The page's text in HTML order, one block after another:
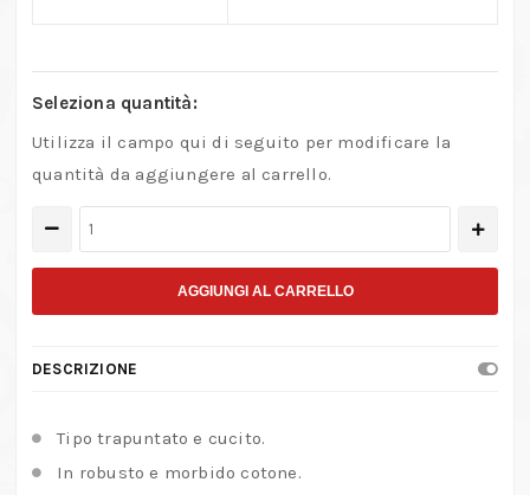
Seleziona quantità:
Utilizza il campo qui di seguito per modificare la
quantità da aggiungere al carrello.
trapuntati
cuciti
cotone
AGGIUNGI AL CARRELLO
DESCRIZIONE
Tipo trapuntato e cucito.
In robusto e morbido cotone.